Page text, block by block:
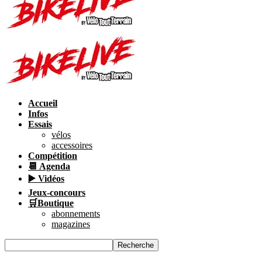
Accueil
Infos
Essais
vélos
accessoires
Compétition
📆 Agenda
▶️ Vidéos
Jeux-concours
🛒Boutique
abonnements
magazines